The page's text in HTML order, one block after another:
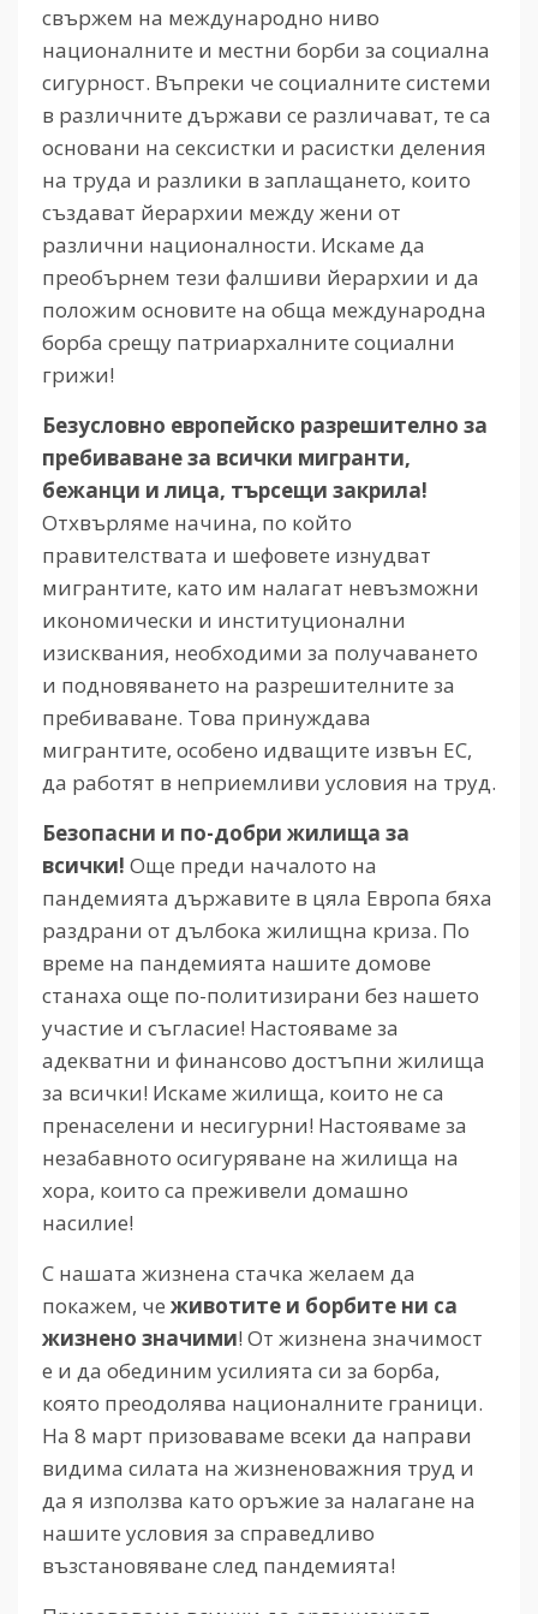
свържем на международно ниво
националните и местни борби за социална
сигурност. Въпреки че социалните системи
в различните държави се различават, те са
основани на сексистки и расистки деления
на труда и разлики в заплащането, които
създават йерархии между жени от
различни националности. Искаме да
преобърнем тези фалшиви йерархии и да
положим основите на обща международна
борба срещу патриархалните социални
грижи!
Безусловно европейско разрешително за
пребиваване за всички мигранти,
бежанци и лица, търсещи закрила!
Отхвърляме начина, по който
правителствата и шефовете изнудват
мигрантите, като им налагат невъзможни
икономически и институционални
изисквания, необходими за получаването
и подновяването на разрешителните за
пребиваване. Това принуждава
мигрантите, особено идващите извън ЕС,
да работят в неприемливи условия на труд.
Безопасни и по-добри жилища за
всички! Още преди началото на
пандемията държавите в цяла Европа бяха
раздрани от дълбока жилищна криза. По
време на пандемията нашите домове
станаха още по-политизирани без нашето
участие и съгласие! Настояваме за
адекватни и финансово достъпни жилища
за всички! Искаме жилища, които не са
пренаселени и несигурни! Настояваме за
незабавното осигуряване на жилища на
хора, които са преживели домашно
насилие!
С нашата жизнена стачка желаем да
покажем, че животите и борбите ни са
жизнено значими! От жизнена значимост
е и да обединим усилията си за борба,
която преодолява националните граници.
На 8 март призоваваме всеки да направи
видима силата на жизненоважния труд и
да я използва като оръжие за налагане на
нашите условия за справедливо
възстановяване след пандемията!